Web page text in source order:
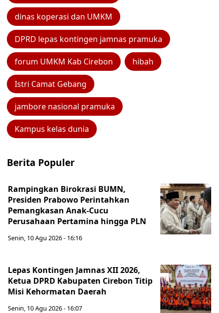
dinas koperasi dan UMKM
DPRD lepas kontingen jamnas pramuka
forum UMKM Kab Cirebon hibah
Istri Camat Gebang
jambore nasional pramuka
Kampus kelas dunia
Berita Populer
Rampingkan Birokrasi BUMN,
Presiden Prabowo Perintahkan
Pemangkasan Anak-Cucu
Perusahaan Pertamina hingga PLN
Senin, 10 Agu 2026 - 16:16
Lepas Kontingen Jamnas XII 2026,
Ketua DPRD Kabupaten Cirebon Titip
Misi Kehormatan Daerah
Senin, 10 Agu 2026 - 16:07